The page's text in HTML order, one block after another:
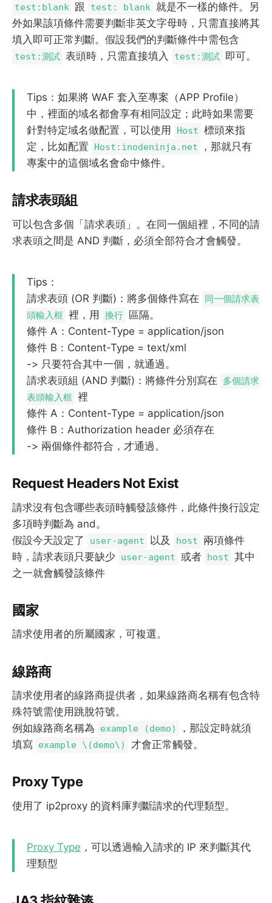
test:blank 跟 test: blank 就是不一樣的條件。另
外如果該項條件需要判斷非英文字母時，只需直接將其
填入即可正常判斷。假設我們的判斷條件中需包含
test:測試 表頭時，只需直接填入 test:測試 即可。
Tips：如果將 WAF 套入至專案（APP Profile）
中，裡面的域名都會享有相同設定；此時如果需要
針對特定域名做配置，可以使用
Host 標頭來指
定，比如配置
Host:inodeninja.net
，那就只有
專案中的這個域名會命中條件。
請求表頭組
可以包含多個「請求表頭」。在同一個組裡，不同的請
求表頭之間是 AND 判斷，必須全部符合才會觸發。
Tips：
請求表頭 (OR 判斷)：將多個條件寫在
同一個請求表
頭輸入框 裡，用 換行 區隔。
條件 A：Content-Type = application/json
條件 B：Content-Type = text/xml
-> 只要符合其中一個，就通過。
請求表頭組 (AND 判斷)：將條件分別寫在
多個請求
表頭輸入框 裡
條件 A：Content-Type = application/json
條件 B：Authorization header 必須存在
-> 兩個條件都符合，才通過。
Request Headers Not Exist
請求沒有包含哪些表頭時觸發該條件，此條件換行設定
多項時判斷為 and。
假設今天設定了
user-agent 以及 host
兩項條件
時，請求表頭只要缺少 user-agent 或者 host 其中
之一就會觸發該條件
國家
請求使用者的所屬國家，可複選。
線路商
請求使用者的線路商提供者，如果線路商名稱有包含特
殊符號需使用跳脫符號。
例如線路商名稱為
example (demo)
，那設定時就須
填寫
example \(demo\) 才會正常觸發。
Proxy Type
使用了 ip2proxy 的資料庫判斷請求的代理類型。
Proxy Type ，可以透過輸入請求的 IP 來判斷其代
理類型